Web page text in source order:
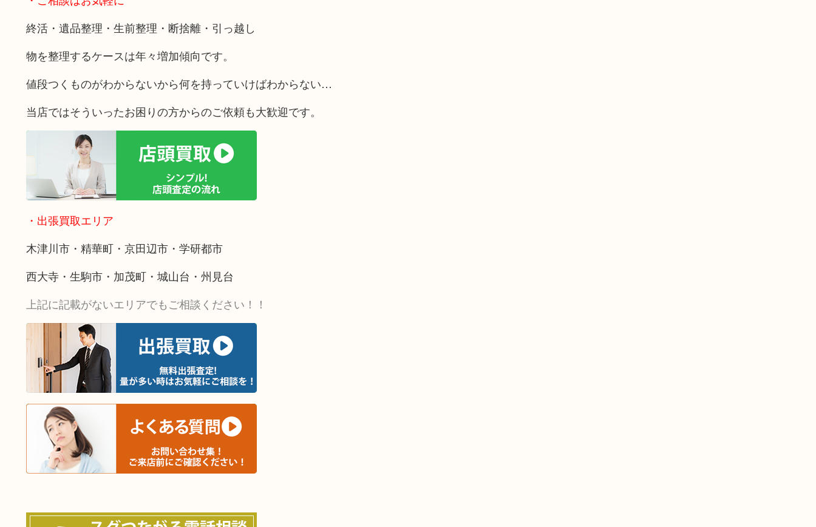
終活・遺品整理・生前整理・断捨離・引っ越し
物を整理するケースは年々増加傾向です。
値段つくものがわからないから何を持っていけばわからない…
当店ではそういったお困りの方からのご依頼も大歓迎です。
・出張買取エリア
木津川市・精華町・京田辺市・学研都市
西大寺・生駒市・加茂町・城山台・州見台
上記に記載がないエリアでもご相談ください！！